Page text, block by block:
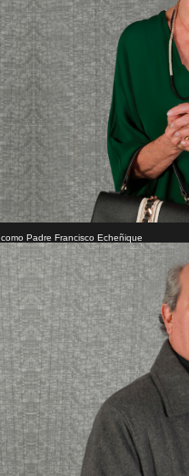
como Padre Francisco Echeñique